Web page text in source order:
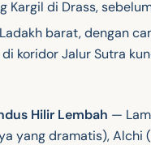
Kargil di Drass,
barat, dengan
koridor Jalur Sutra
Hilir Lembah —
yang dramatis), Alchi